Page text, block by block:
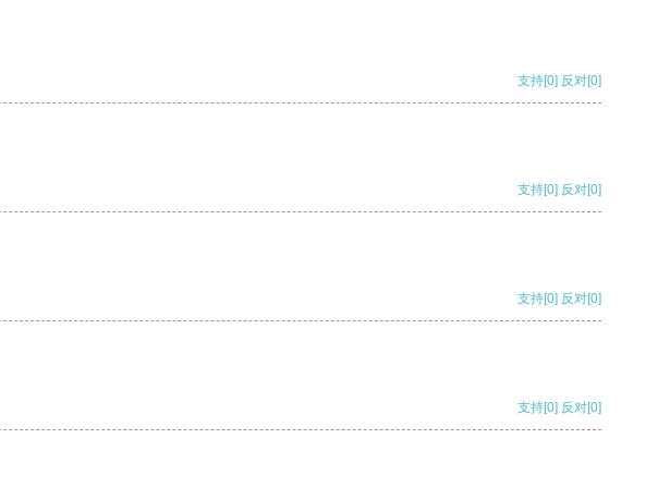
支持[0] 反对[0]
支持[0] 反对[0]
支持[0] 反对[0]
支持[0] 反对[0]